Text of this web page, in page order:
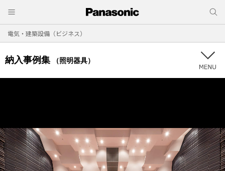
電気・建築設備（ビジネス）
納入事例集 （照明器具）